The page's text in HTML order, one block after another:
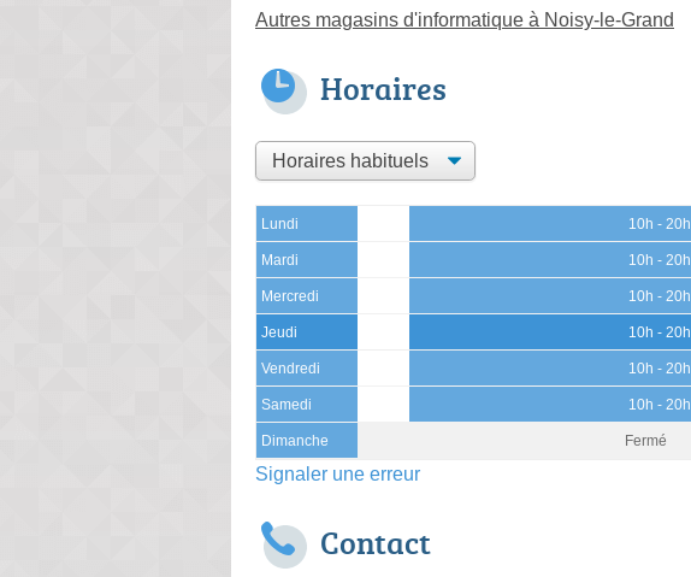
Autres magasins d'informatique à Noisy-le-Grand
Horaires
Lundi 10h - 20h
Mardi 10h - 20h
Mercredi 10h - 20h
Jeudi 10h - 20h
Vendredi 10h - 20h
Samedi 10h - 20h
Dimanche Fermé
Signaler une erreur
Contact